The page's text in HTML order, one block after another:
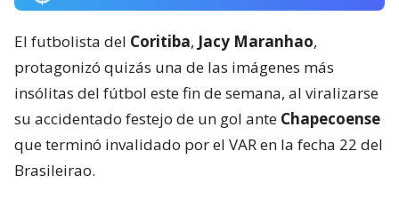
El futbolista del Coritiba, Jacy Maranhao,
protagonizó quizás una de las imágenes más
insólitas del fútbol este fin de semana, al viralizarse
su accidentado festejo de un gol ante Chapecoense
que terminó invalidado por el VAR en la fecha 22 del
Brasileirao.